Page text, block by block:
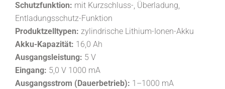
Schutzfunktion: mit Kurzschluss-, Überladung,
Entladungsschutz-Funktion
Produktzelltypen: zylindrische Lithium-Ionen-Akku
Akku-Kapazität: 16,0 Ah
Ausgangsleistung: 5 V
Eingang: 5,0 V 1000 mA
Ausgangsstrom (Dauerbetrieb): 1–1000 mA